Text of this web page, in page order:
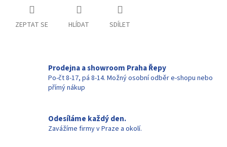
ZEPTAT SE HLÍDAT SDÍLET
Prodejna a showroom Praha Řepy
Po-čt 8-17, pá 8-14. Možný osobní odběr e-shopu nebo
přímý nákup
Odesíláme každý den.
Zavážíme firmy v Praze a okolí.